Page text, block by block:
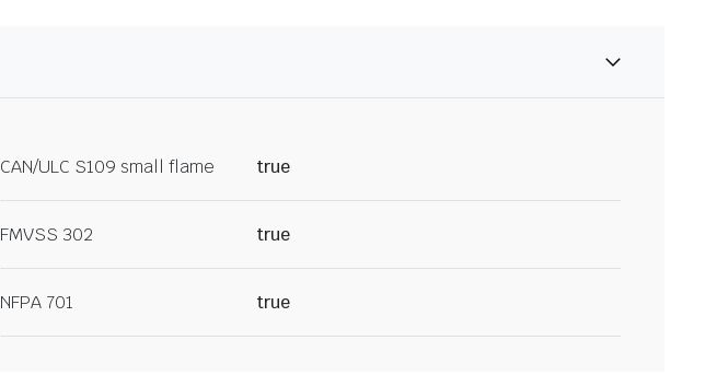
CAN/ULC S109 small flame true
FMVSS 302 true
NFPA 701 true